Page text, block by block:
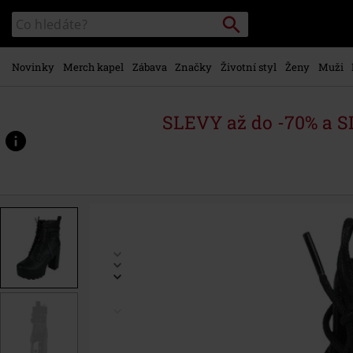
hlavnímu
obsahu
Katalog
vyhledávání
Vyhledávání
Novinky Merch kapel Zábava Značky Životní styl Ženy Muži
SLEVY až do -70% a
www.emp-
p/boots-
545058.html